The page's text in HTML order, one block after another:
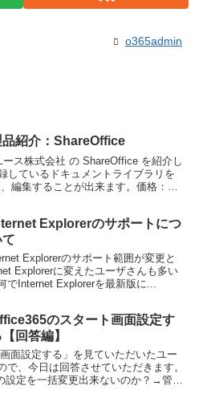
o365admin
品紹介：ShareOffice
ス株式会社 の ShareOffice を紹介し
しているドキュメントライブラリを
編集することが出来ます。価格：無
Explorerのサポートにつ
て
Explorerのサポート範囲が変更と
Explorerに変えたユーザさんも多い
Internet Explorerを最新版に...
のスタート画面設定す
回答編】
面設定する」を見ていただいたユー
、今日は回答させていただきます。
設定を一括変更出来ないのか？→管理